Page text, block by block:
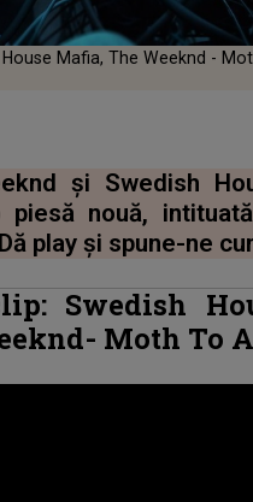
Mafia, The Weeknd -
și Swedish
piesă nouă,
play și spune-ne
Swedish
Moth To